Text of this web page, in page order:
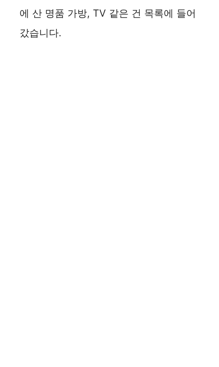
에 산 명품 가방, TV 같은 건 목록에 들어
갔습니다.